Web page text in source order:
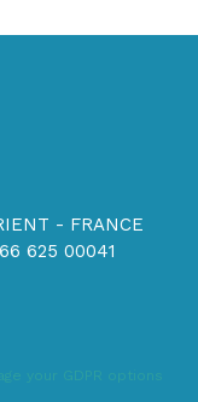
- FRANCE
625 00041